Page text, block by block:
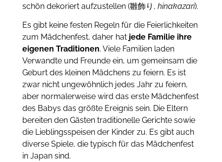
schön dekoriert aufzustellen (雛飾り, hinakazari).
Es gibt keine festen Regeln für die Feierlichkeiten
zum Mädchenfest, daher hat jede Familie ihre
eigenen Traditionen. Viele Familien laden
Verwandte und Freunde ein, um gemeinsam die
Geburt des kleinen Mädchens zu feiern. Es ist
zwar nicht ungewöhnlich jedes Jahr zu feiern,
aber normalerweise wird das erste Mädchenfest
des Babys das größte Ereignis sein. Die Eltern
bereiten den Gästen traditionelle Gerichte sowie
die Lieblingsspeisen der Kinder zu. Es gibt auch
diverse Spiele, die typisch für das Mädchenfest
in Japan sind.